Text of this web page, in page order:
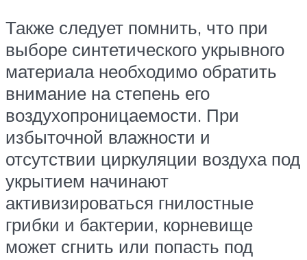
Также следует помнить, что при
выборе синтетического укрывного
материала необходимо обратить
внимание на степень его
воздухопроницаемости. При
избыточной влажности и
отсутствии циркуляции воздуха под
укрытием начинают
активизироваться гнилостные
грибки и бактерии, корневище
может сгнить или попасть под